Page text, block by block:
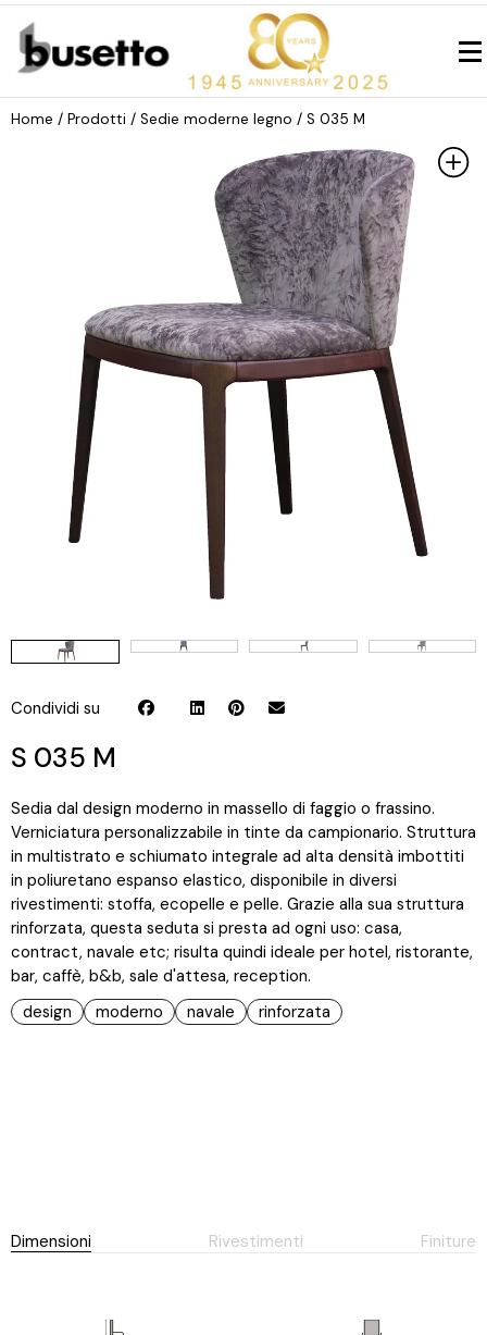
Home / Prodotti / Sedie moderne legno / S 035 M
Condividi su
S 035 M
Sedia dal design moderno in massello di faggio o frassino.
Verniciatura personalizzabile in tinte da campionario. Struttura
in multistrato e schiumato integrale ad alta densità imbottiti
in poliuretano espanso elastico, disponibile in diversi
rivestimenti: stoffa, ecopelle e pelle. Grazie alla sua struttura
rinforzata, questa seduta si presta ad ogni uso: casa,
contract, navale etc; risulta quindi ideale per hotel, ristorante,
bar, caffè, b&b, sale d'attesa, reception.
design
moderno navale rinforzata
Dimensioni Rivestimenti Finiture